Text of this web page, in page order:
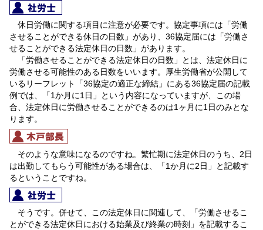
休日労働に関する項目に注意が必要です。協定事項には「労働
させることができる休日の日数」があり、36協定届には「労働さ
せることができる法定休日の日数」があります。
「労働させることができる法定休日の日数」とは、法定休日に
労働させる可能性のある日数をいいます。厚生労働省が公開して
いるリーフレット「36協定の適正な締結」にある36協定届の記載
例では、「1か月に1日」という内容になっていますが、この場
合、法定休日に労働させることができるのは1ヶ月に1日のみとな
ります。
そのような意味になるのですね。繁忙期に法定休日のうち、2日
は出勤してもらう可能性がある場合は、「1か月に2日」と記載す
るということですね。
そうです。併せて、この法定休日に関連して、「労働させるこ
とができる法定休日における始業及び終業の時刻」を記載するこ